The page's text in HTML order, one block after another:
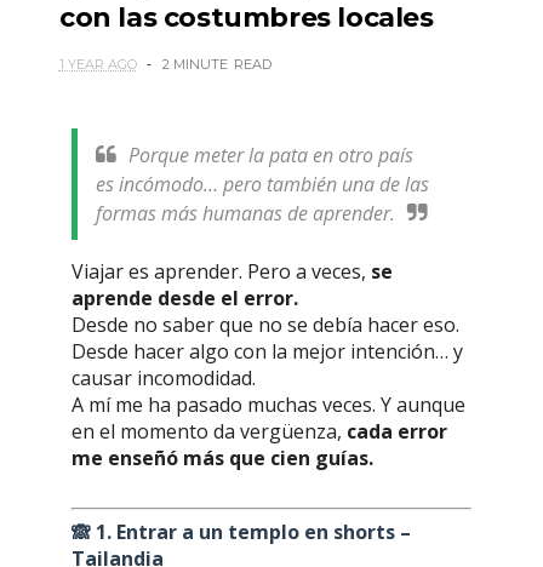
con las costumbres locales
1 YEAR AGO 2 MINUTE READ
Porque meter la pata en otro país
es incómodo… pero también una de las
formas más humanas de aprender.
Viajar es aprender. Pero a veces, se
aprende desde el error.
Desde no saber que no se debía hacer eso.
Desde hacer algo con la mejor intención… y
causar incomodidad.
A mí me ha pasado muchas veces. Y aunque
en el momento da vergüenza, cada error
me enseñó más que cien guías.
🙈 1. Entrar a un templo en shorts –
Tailandia